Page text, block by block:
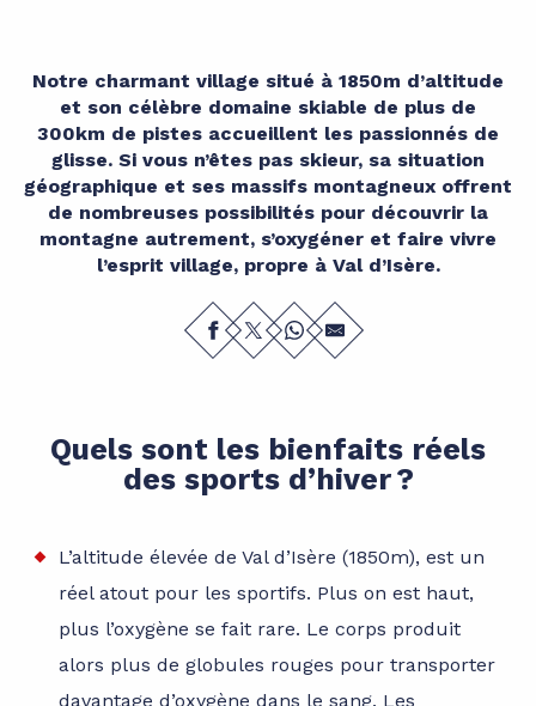
Notre charmant village situé à 1850m d’altitude
et son célèbre domaine skiable de plus de
300km de pistes accueillent les passionnés de
glisse. Si vous n’êtes pas skieur, sa situation
géographique et ses massifs montagneux offrent
de nombreuses possibilités pour découvrir la
montagne autrement, s’oxygéner et faire vivre
l’esprit village, propre à Val d’Isère.
Quels sont les bienfaits réels
des sports d’hiver ?
L’altitude élevée de Val d’Isère (1850m), est un
réel atout pour les sportifs. Plus on est haut,
plus l’oxygène se fait rare. Le corps produit
alors plus de globules rouges pour transporter
davantage d’oxygène dans le sang. Les